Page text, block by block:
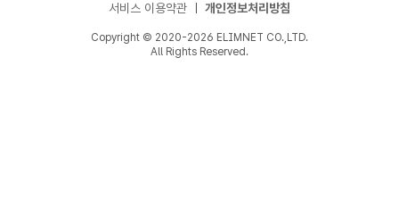
서비스 이용약관 개인정보처리방침
Copyright © 2020-2026 ELIMNET CO.,LTD.
All Rights Reserved.